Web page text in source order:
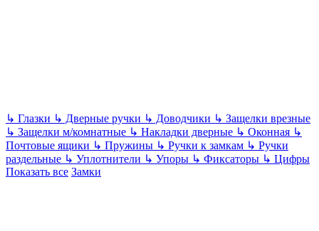
↳ Глазки ↳ Дверные ручки ↳ Доводчики ↳ Защелки врезные
↳ Защелки м/комнатные ↳ Накладки дверные ↳ Оконная ↳
Почтовые ящики ↳ Пружины ↳ Ручки к замкам ↳ Ручки
раздельные ↳ Уплотнители ↳ Упоры ↳ Фиксаторы ↳ Цифры
Показать все Замки